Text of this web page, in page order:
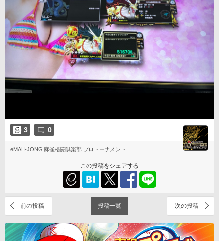
3 0
eMAH-JONG 麻雀格闘倶楽部 プロトーナメント
この投稿をシェアする
前の投稿 投稿一覧 次の投稿